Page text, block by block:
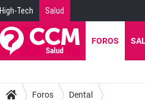
High-Tech Salud
FOROS
Foros Dental